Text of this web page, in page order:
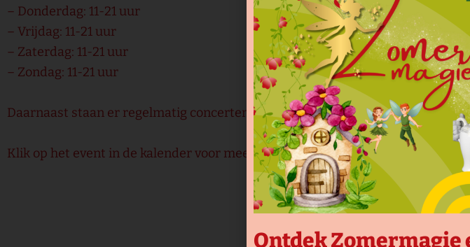
– Donderdag: 11-21 uur
– Vrijdag: 11-21 uur
– Zaterdag: 11-21 uur
– Zondag: 11-21 uur
Daarnaast staan er regelmatig concerten, theater- of filmvoorstellingen,
Klik op het event in de kalender voor meer info.
Ontdek Zomermagie